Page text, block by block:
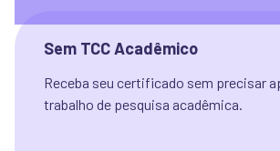
Sem TCC Acadêmico
Receba seu certificado sem precisar
trabalho de pesquisa acadêmica.